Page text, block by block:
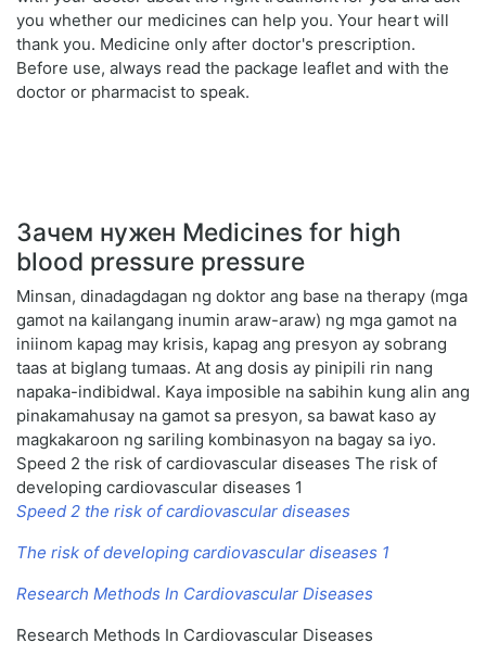
you whether our medicines can help you. Your heart will
thank you. Medicine only after doctor's prescription.
Before use, always read the package leaflet and with the
doctor or pharmacist to speak.
Зачем нужен Medicines for high
blood pressure pressure
Minsan, dinadagdagan ng doktor ang base na therapy (mga
gamot na kailangang inumin araw-araw) ng mga gamot na
iniinom kapag may krisis, kapag ang presyon ay sobrang
taas at biglang tumaas. At ang dosis ay pinipili rin nang
napaka-indibidwal. Kaya imposible na sabihin kung alin ang
pinakamahusay na gamot sa presyon, sa bawat kaso ay
magkakaroon ng sariling kombinasyon na bagay sa iyo.
Speed 2 the risk of cardiovascular diseases The risk of
developing cardiovascular diseases 1
Speed 2 the risk of cardiovascular diseases
The risk of developing cardiovascular diseases 1
Research Methods In Cardiovascular Diseases
Research Methods In Cardiovascular Diseases